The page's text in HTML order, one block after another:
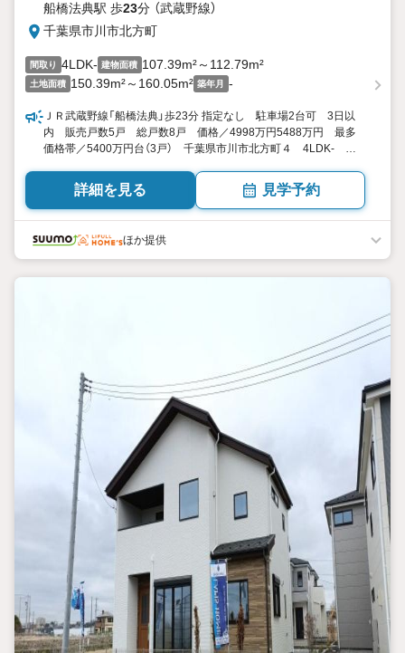
船橋法典駅 歩23分 （武蔵野線）
千葉県市川市北方町
間取り 4LDK- 建物面積 107.39m²～112.79m²
土地面積 150.39m²～160.05m² 築年月 -
ＪＲ武蔵野線「船橋法典」歩23分 指定なし 駐車場2台可 3日以
内 販売戸数5戸 総戸数8戸 価格／4998万円5488万円 最多
価格帯／5400万円台（3戸） 千葉県市川市北方町４ 4LDK-
SUUMO
詳細を見る 見学予約
ほか提供